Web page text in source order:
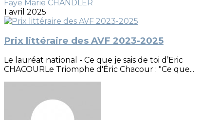
Faye Marie CHANDLER
1 avril 2025
Prix littéraire des AVF 2023-2025
Le lauréat national - Ce que je sais de toi d’Eric
CHACOURLe Triomphe d'Éric Chacour : "Ce que...